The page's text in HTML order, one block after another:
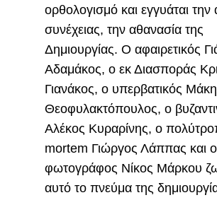
ορθολογισμό και εγγυάται την
συνέχειας, την αθανασία της
Δημιουργίας. Ο αφαιρετικός
Αδαμάκος, ο εκ Διασποράς
Γιανάκος, ο υπερβατικός
Θεοφυλακτόπουλος, ο
Αλέκος Κυραρίνης, ο
mortem Γιώργος Λάππας και ο
φωτογράφος Νίκος Μάρκου
αυτό το πνεύμα της